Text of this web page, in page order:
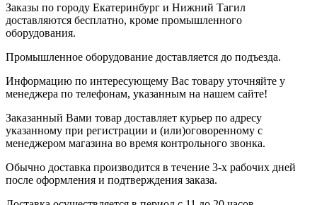
Заказы по городу Екатеринбург и Нижний Тагил
доставляются бесплатно, кроме промышленного
оборудования.
Промышленное оборудование доставляется до подъезда.
Информацию по интересующему Вас товару уточняйте у
менеджера по телефонам, указанным на нашем сайте!
Заказанный Вами товар доставляет курьер по адресу
указанному при регистрации и (или)оговоренному с
менеджером магазина во время контрольного звонка.
Обычно доставка производится в течение 3-х рабочих дней
после оформления и подтверждения заказа.